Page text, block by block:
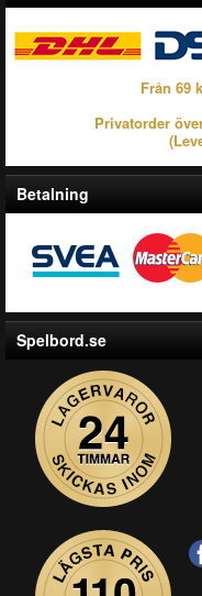
Från 69
Privatorder
Betalning
Spelbord.se